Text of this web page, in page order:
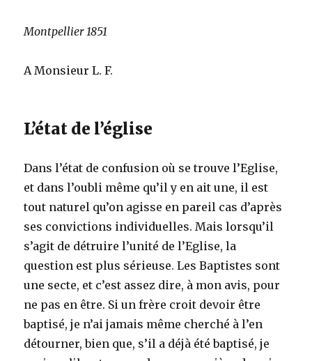
Montpellier 1851
A Monsieur L. F.
L’état de l’église
Dans l’état de confusion où se trouve l’Eglise,
et dans l’oubli même qu’il y en ait une, il est
tout naturel qu’on agisse en pareil cas d’après
ses convictions individuelles. Mais lorsqu’il
s’agit de détruire l’unité de l’Eglise, la
question est plus sérieuse. Les Baptistes sont
une secte, et c’est assez dire, à mon avis, pour
ne pas en être. Si un frère croit devoir être
baptisé, je n’ai jamais même cherché à l’en
détourner, bien que, s’il a déjà été baptisé, je